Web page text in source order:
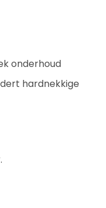
onderhoud
hardnekkige